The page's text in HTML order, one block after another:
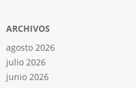
ARCHIVOS
agosto 2026
julio 2026
junio 2026